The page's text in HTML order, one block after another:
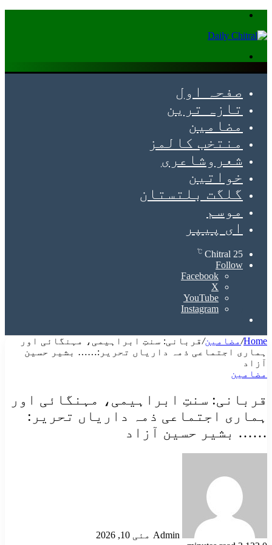
صفحہ اول
تازہ ترین
مضامین
منتخب کالمز
شعروشاعری
خواتین
گلگت بلتستان
موسم
ای پیپر
Chitral 25
℃
Follow
Facebook
X
YouTube
Instagram
Home
/مضامین/قربانی: سنتِ ابراہیمی، مہنگائی اور
ہماری اجتماعی ذمہ داریاں تحریر:…… بشیر حسین
آزاد
مضامین
قربانی: سنتِ ابراہیمی، مہنگائی اور
ہماری اجتماعی ذمہ داریاں تحریر:
…… بشیر حسین آزاد
Admin مئی 10, 2026